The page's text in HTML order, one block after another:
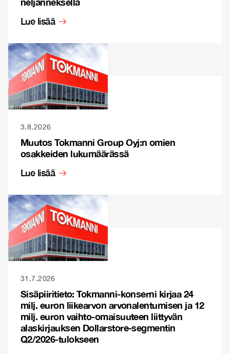
Lue lisää
3.8.2026
Muutos Tokmanni Group Oyj:n omien
osakkeiden lukumäärässä
Lue lisää
31.7.2026
Sisäpiiritieto: Tokmanni-konserni kirjaa 24
milj. euron liikearvon arvonalentumisen ja 12
milj. euron vaihto-omaisuuteen liittyvän
alaskirjauksen Dollarstore-segmentin
Q2/2026-tulokseen